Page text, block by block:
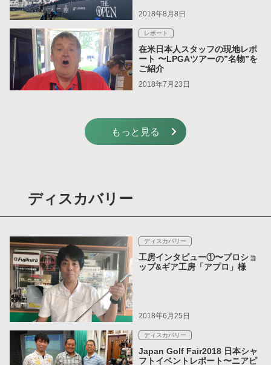
2018年8月8日
レポート
在米日本人スタッフの現地レポ
ート 〜LPGAツアーの”名物”を
ご紹介
2018年7月23日
もっと見る
ディスカバリー
ディスカバリー
工房インタビュー①〜プロショ
ップ&ギア工房「アプロ」様
2018年6月25日
ディスカバリー
Japan Golf Fair2018 日本シャ
フトイベントレポート〜ニアピ